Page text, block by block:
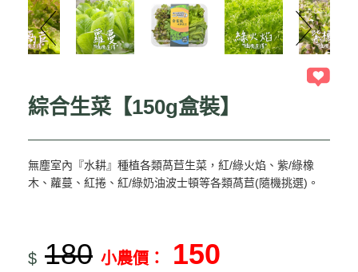
綜合生菜【150g盒裝】
無塵室內『水耕』種植各類萵苣生菜，紅/綠火焰、紫/綠橡
木、蘿蔓、紅捲、紅/綠奶油波士頓等各類萵苣(隨機挑選)。
$ 180 小農價： 150